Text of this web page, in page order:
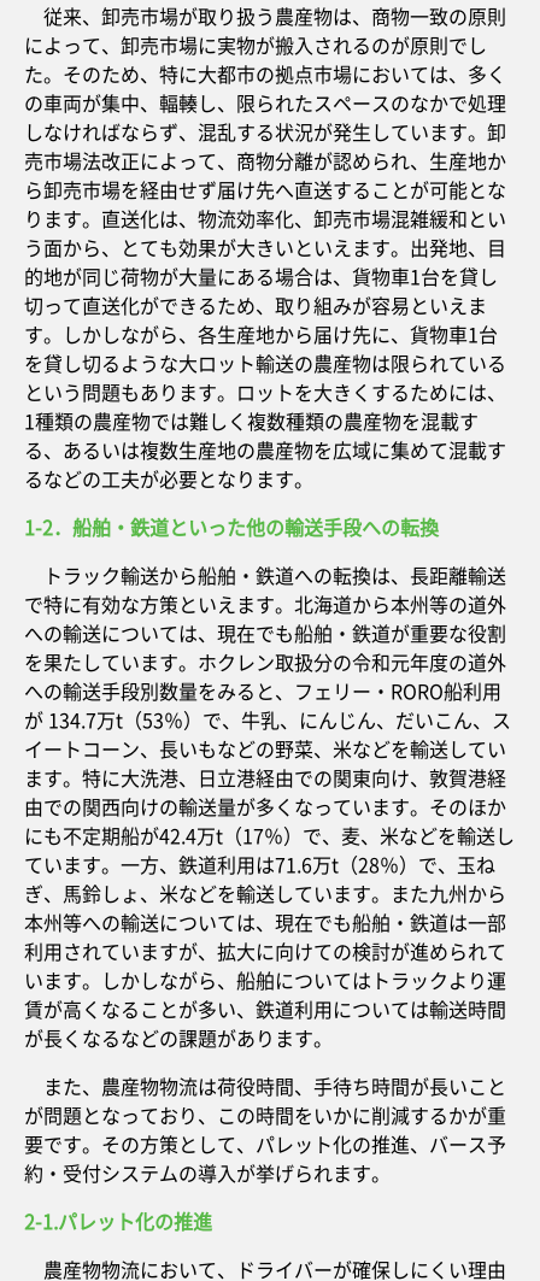
従来、卸売市場が取り扱う農産物は、商物一致の原則
によって、卸売市場に実物が搬入されるのが原則でし
た。そのため、特に大都市の拠点市場においては、多く
の車両が集中、輻輳し、限られたスペースのなかで処理
しなければならず、混乱する状況が発生しています。卸
売市場法改正によって、商物分離が認められ、生産地か
ら卸売市場を経由せず届け先へ直送することが可能とな
ります。直送化は、物流効率化、卸売市場混雑緩和とい
う面から、とても効果が大きいといえます。出発地、目
的地が同じ荷物が大量にある場合は、貨物車1台を貸し
切って直送化ができるため、取り組みが容易といえま
す。しかしながら、各生産地から届け先に、貨物車1台
を貸し切るような大ロット輸送の農産物は限られている
という問題もあります。ロットを大きくするためには、
1種類の農産物では難しく複数種類の農産物を混載す
る、あるいは複数生産地の農産物を広域に集めて混載す
るなどの工夫が必要となります。
1-2．船舶・鉄道といった他の輸送手段への転換
トラック輸送から船舶・鉄道への転換は、長距離輸送
で特に有効な方策といえます。北海道から本州等の道外
への輸送については、現在でも船舶・鉄道が重要な役割
を果たしています。ホクレン取扱分の令和元年度の道外
への輸送手段別数量をみると、フェリー・RORO船利用
が 134.7万t（53％）で、牛乳、にんじん、だいこん、ス
イートコーン、長いもなどの野菜、米などを輸送してい
ます。特に大洗港、日立港経由での関東向け、敦賀港経
由での関西向けの輸送量が多くなっています。そのほか
にも不定期船が42.4万t（17％）で、麦、米などを輸送し
ています。一方、鉄道利用は71.6万t（28％）で、玉ね
ぎ、馬鈴しょ、米などを輸送しています。また九州から
本州等への輸送については、現在でも船舶・鉄道は一部
利用されていますが、拡大に向けての検討が進められて
います。しかしながら、船舶についてはトラックより運
賃が高くなることが多い、鉄道利用については輸送時間
が長くなるなどの課題があります。
また、農産物物流は荷役時間、手待ち時間が長いこと
が問題となっており、この時間をいかに削減するかが重
要です。その方策として、パレット化の推進、バース予
約・受付システムの導入が挙げられます。
2-1.パレット化の推進
農産物物流において、ドライバーが確保しにくい理由